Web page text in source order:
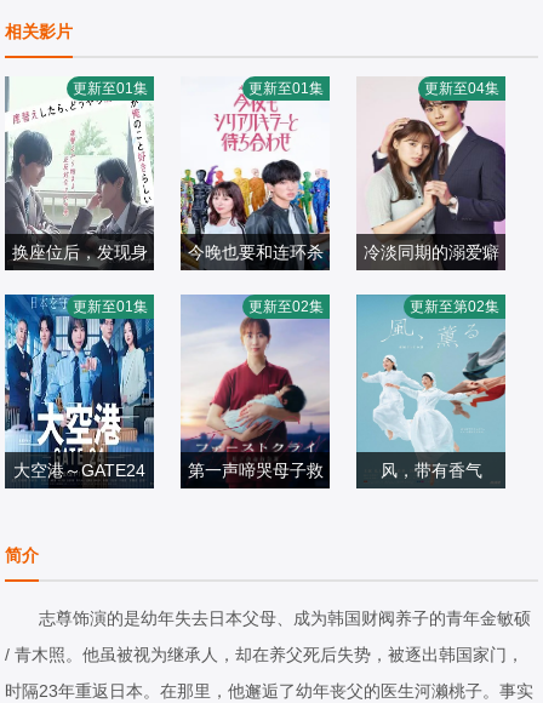
相关影片
换座位后，发现身
我
日本剧
2026/日本
更新至01集
今晚也要和连环杀
日本剧
2026/日本
更新至01集
冷淡同期的溺爱癖
泰也,小栗有以,京
典和玖,半田周平
日本剧
2026/日本
更新至04集
大空港～GATE24
日本剧
2026/日本
更新至01集
第一声啼哭母子救
2026/日本
更新至02集
风，带有香气
海,小林隆,小林虎
之介,津崎史郎,岩
瀬顕子,三浦贵大,
根岸季衣,大岛美
2026/日本
更新至第02集
简介
志尊饰演的是幼年失去日本父母、成为韩国财阀养子的青年金敏硕
/ 青木照。他虽被视为继承人，却在养父死后失势，被逐出韩国家门，
时隔23年重返日本。在那里，他邂逅了幼年丧父的医生河濑桃子。事实